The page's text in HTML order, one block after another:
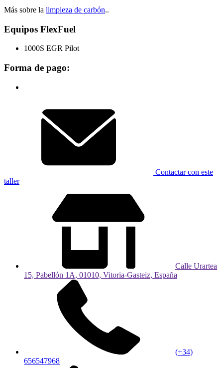
Más sobre la limpieza de carbón..
Equipos FlexFuel
1000S EGR Pilot
Forma de pago:
Contactar con este
taller
Calle Urartea
15, Pabellón 1A, 01010, Vitoria-Gasteiz, España
(+34)
656547968